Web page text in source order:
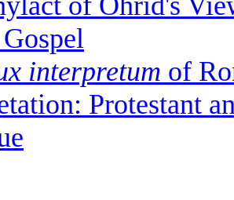
interpretum of
Protestant